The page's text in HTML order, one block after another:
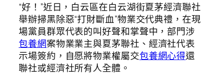
“好！”近日，白云區在白云湖街夏茅經濟聯社
舉辦掃黑除惡“打財斷血”物業交代典禮，在現
場黨員群眾代表的叫好聲和掌聲中，部門涉
包養網案物業業主與夏茅聯社、經濟社代表
示場簽約，自愿將物業權屬交包養網心得還
聯社或經濟社所有人全體。